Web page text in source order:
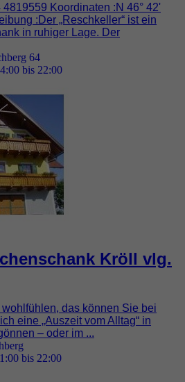
Koordinaten :N 46° 42'
:Der „Reschkeller“ ist ein
in ruhiger Lage. Der
64
bis 22:00
Kröll vlg.
das können Sie bei
eine „Auszeit vom Alltag“ in
– oder im ...
bis 22:00